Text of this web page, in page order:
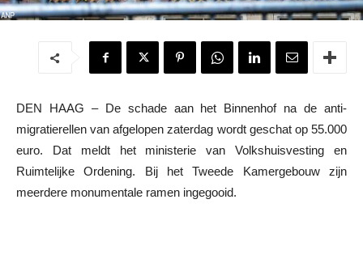
DEN HAAG – De schade aan het Binnenhof na de anti-
migratierellen van afgelopen zaterdag wordt geschat op 55.000
euro. Dat meldt het ministerie van Volkshuisvesting en
Ruimtelijke Ordening. Bij het Tweede Kamergebouw zijn
meerdere monumentale ramen ingegooid.